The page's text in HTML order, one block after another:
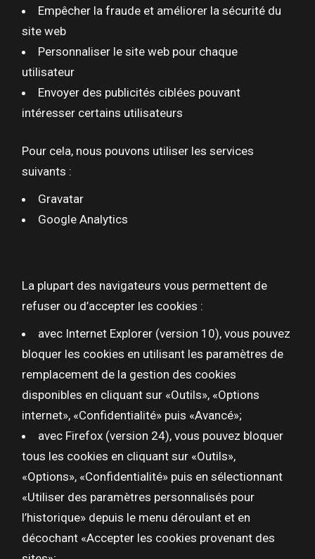
Empêcher la fraude et améliorer la sécurité du
site web
Personnaliser le site web pour chaque
utilisateur
Envoyer des publicités ciblées pouvant
intéresser certains utilisateurs
Pour cela, nous pouvons utiliser les services
suivants :
Gravatar
Google Analytics
La plupart des navigateurs vous permettent de
refuser ou d’accepter les cookies :
avec Internet Explorer (version 10), vous pouvez
bloquer les cookies en utilisant les paramètres de
remplacement de la gestion des cookies
disponibles en cliquant sur «Outils», «Options
internet», «Confidentialité» puis «Avancé»;
avec Firefox (version 24), vous pouvez bloquer
tous les cookies en cliquant sur «Outils»,
«Options», «Confidentialité» puis en sélectionnant
«Utiliser des paramètres personnalisés pour
l’historique» depuis le menu déroulant et en
décochant «Accepter les cookies provenant des